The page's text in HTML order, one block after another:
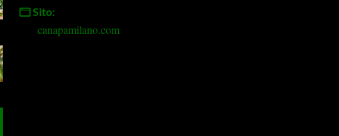
Sito:
canapamilano.com